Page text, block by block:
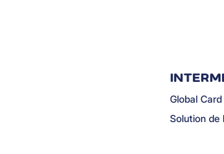
Global Card
Solution de